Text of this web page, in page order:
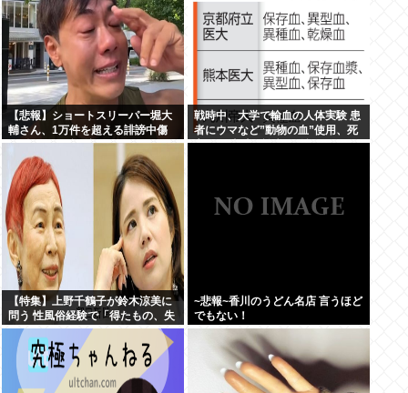
【悲報】ショートスリーパー堀大
輔さん、1万件を超える誹謗中傷
に耐えられず号泣してしまう
戦時中、大学で輸血の人体実験 患
者にウマなど”動物の血”使用、死
亡例も 当時の論文を確認
【特集】上野千鶴子が鈴木涼美に
問う 性風俗経験で「得たもの、失
ったもの」
~悲報~香川のうどん名店 言うほど
でもない！